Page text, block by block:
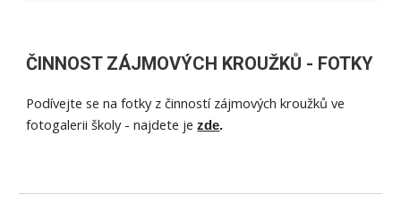
ČINNOST ZÁJMOVÝCH KROUŽKŮ - FOTKY
Podívejte se na fotky z činností zájmových kroužků ve
fotogalerii školy - najdete je zde.